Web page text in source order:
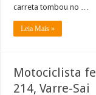
carreta tombou no …
Leia Mais »
Motociclista
214, Varre-Sai